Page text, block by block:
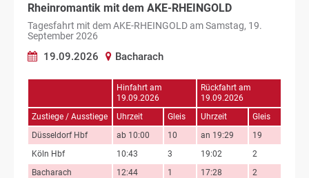
Rheinromantik mit dem AKE-RHEINGOLD
Tagesfahrt mit dem AKE-RHEINGOLD am Samstag, 19.
September 2026
19.09.2026 Bacharach
Hinfahrt am
19.09.2026
Rückfahrt am
19.09.2026
Zustiege / Ausstiege
Uhrzeit Gleis Uhrzeit
Gleis
Düsseldorf Hbf
ab 10:00 10 an 19:29
19
Köln Hbf
10:43 3 19:02
2
Bacharach
12:44 1 17:28
2